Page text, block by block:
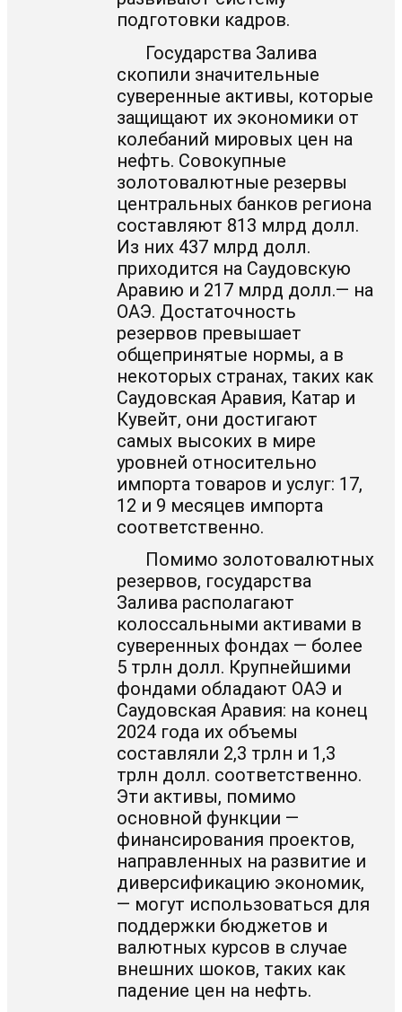
подготовки кадров.
Государства Залива
скопили значительные
суверенные активы, которые
защищают их экономики от
колебаний мировых цен на
нефть. Совокупные
золотовалютные резервы
центральных банков региона
составляют 813 млрд долл.
Из них 437 млрд долл.
приходится на Саудовскую
Аравию и 217 млрд долл.— на
ОАЭ. Достаточность
резервов превышает
общепринятые нормы, а в
некоторых странах, таких как
Саудовская Аравия, Катар и
Кувейт, они достигают
самых высоких в мире
уровней относительно
импорта товаров и услуг: 17,
12 и 9 месяцев импорта
соответственно.
Помимо золотовалютных
резервов, государства
Залива располагают
колоссальными активами в
суверенных фондах — более
5 трлн долл. Крупнейшими
фондами обладают ОАЭ и
Саудовская Аравия: на конец
2024 года их объемы
составляли 2,3 трлн и 1,3
трлн долл. соответственно.
Эти активы, помимо
основной функции —
финансирования проектов,
направленных на развитие и
диверсификацию экономик,
— могут использоваться для
поддержки бюджетов и
валютных курсов в случае
внешних шоков, таких как
падение цен на нефть.